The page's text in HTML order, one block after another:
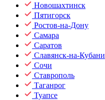
Новошахтинск
Пятигорск
Ростов-на-Дону
Самара
Саратов
Славянск-на-Кубани
Сочи
Ставрополь
Таганрог
Туапсе